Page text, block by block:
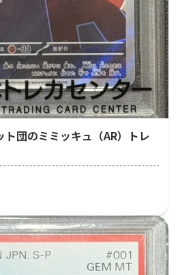
団のミミッキュ（AR）トレ